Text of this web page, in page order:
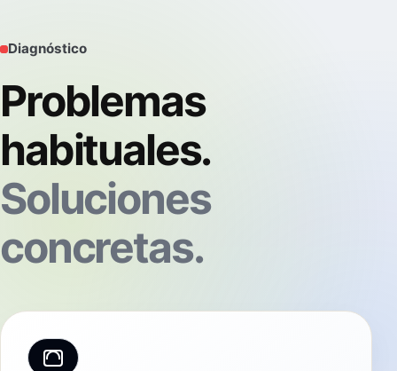
Diagnóstico
Problemas
habituales.
Soluciones
concretas.